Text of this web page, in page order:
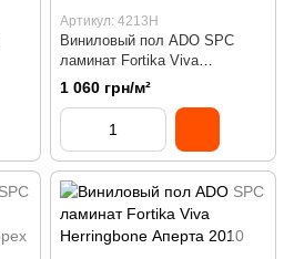
Артикул: 4213H
Виниловый пол ADO SPC
ламинат Fortika Viva
Herringbone Аэро 4213
1 060 грн/м²